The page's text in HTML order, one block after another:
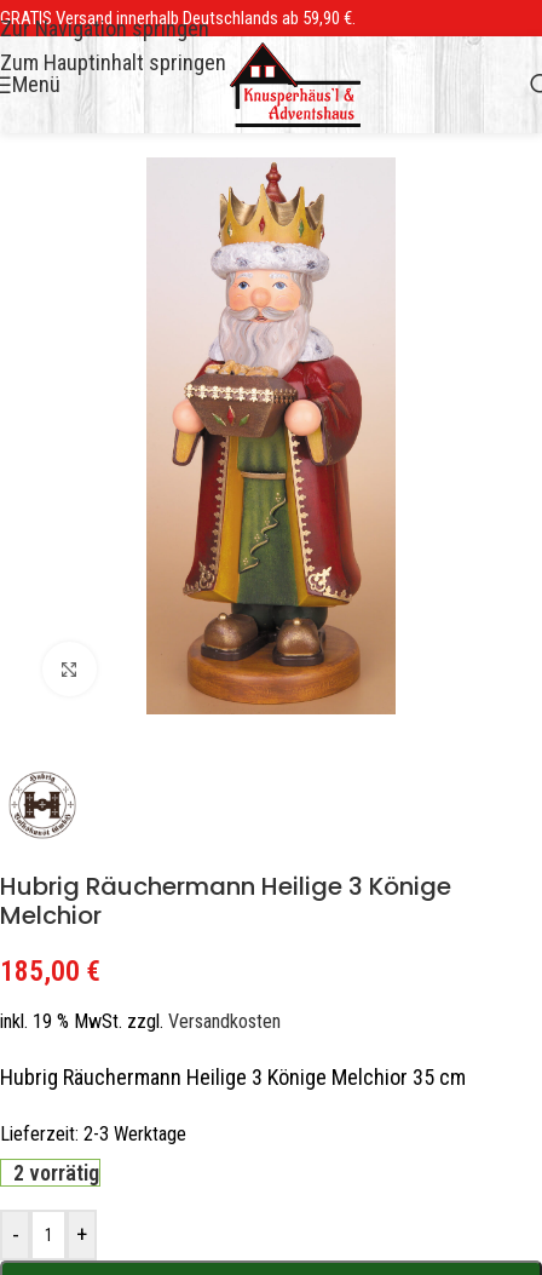
Zur Navigation springen
Zum Hauptinhalt springen
GRATIS Versand innerhalb Deutschlands ab 59,90 €.
Menü
Zum Vergrößern klicken
Hubrig Räuchermann Heilige 3 Könige
Melchior
185,00 €
inkl. 19 % MwSt. zzgl. Versandkosten
Hubrig Räuchermann Heilige 3 Könige Melchior 35 cm
Lieferzeit: 2-3 Werktage
2 vorrätig
- +